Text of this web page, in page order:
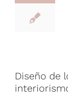
Diseño de